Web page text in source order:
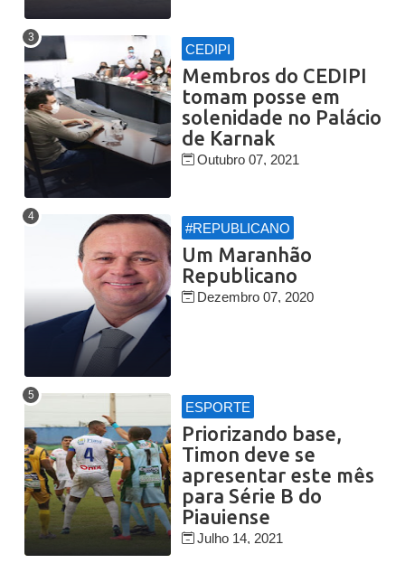
CEDIPI
Membros do CEDIPI
tomam posse em
solenidade no Palácio
de Karnak
Outubro 07, 2021
#REPUBLICANO
Um Maranhão
Republicano
Dezembro 07, 2020
ESPORTE
Priorizando base,
Timon deve se
apresentar este mês
para Série B do
Piauiense
Julho 14, 2021